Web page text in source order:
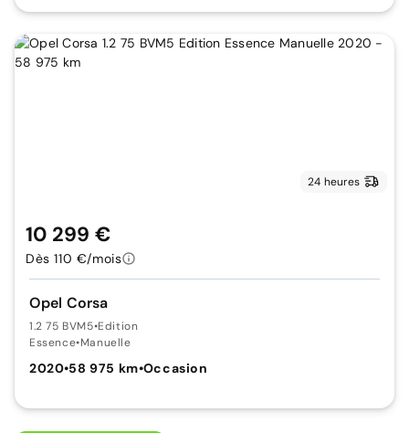
24 heures
Opel Corsa
1.2 75 BVM5•Edition
Essence•Manuelle
2020•58 975 km•Occasion
10 299 €
Dès 110 €/mois